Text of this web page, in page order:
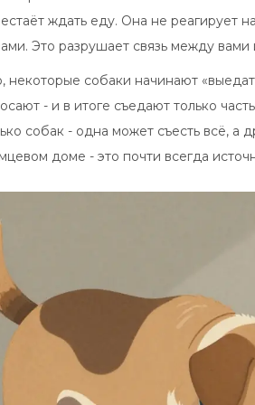
ждать еду. Она не реагирует
Это разрушает связь между
некоторые собаки начинают
- и в итоге съедают только
собак - одна может съесть всё, а
доме - это почти всегда